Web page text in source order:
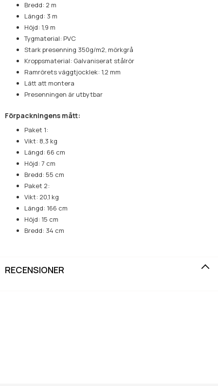
Bredd: 2 m
Längd: 3 m
Höjd: 1,9 m
Tygmaterial: PVC
Stark presenning 350g/m2, mörkgrå
Kroppsmaterial: Galvaniserat stålrör
Ramrörets väggtjocklek: 1,2 mm
Lätt att montera
Presenningen är utbytbar
Förpackningens mått:
Paket 1:
Vikt: 8,3 kg
Längd: 66 cm
Höjd: 7 cm
Bredd: 55 cm
Paket 2:
Vikt: 20,1 kg
Längd: 166 cm
Höjd: 15 cm
Bredd: 34 cm
RECENSIONER